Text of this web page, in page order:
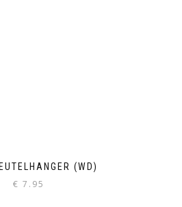
(WD)
€ 7.95